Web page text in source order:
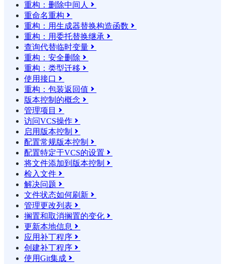
重构：删除中间人 
重命名重构 
重构：用生成器替换构造函数 
重构：用委托替换继承 
查询代替临时变量 
重构：安全删除 
重构：类型迁移 
使用接口 
重构：包装返回值 
版本控制的概念 
管理项目 
访问VCS操作 
启用版本控制 
配置常规版本控制 
配置特定于VCS的设置 
将文件添加到版本控制 
检入文件 
解决问题 
文件状态如何刷新 
管理更改列表 
搁置和取消搁置的变化 
更新本地信息 
应用补丁程序 
创建补丁程序 
使用Git集成 